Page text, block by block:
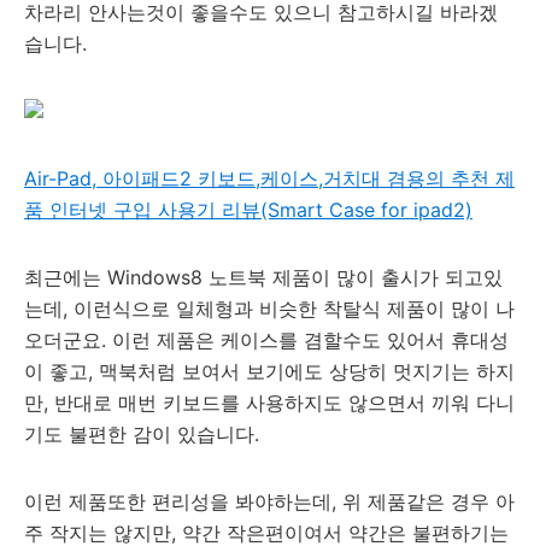
차라리 안사는것이 좋을수도 있으니 참고하시길 바라겠
습니다.
Air-Pad, 아이패드2 키보드,케이스,거치대 겸용의 추천 제
품 인터넷 구입 사용기 리뷰(Smart Case for ipad2)
최근에는 Windows8 노트북 제품이 많이 출시가 되고있
는데, 이런식으로 일체형과 비슷한 착탈식 제품이 많이 나
오더군요. 이런 제품은 케이스를 겸할수도 있어서 휴대성
이 좋고, 맥북처럼 보여서 보기에도 상당히 멋지기는 하지
만, 반대로 매번 키보드를 사용하지도 않으면서 끼워 다니
기도 불편한 감이 있습니다.
이런 제품또한 편리성을 봐야하는데, 위 제품같은 경우 아
주 작지는 않지만, 약간 작은편이여서 약간은 불편하기는